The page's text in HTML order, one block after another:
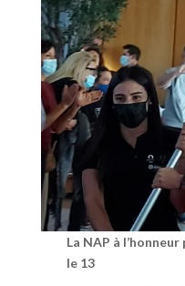
La NAP à
le 13